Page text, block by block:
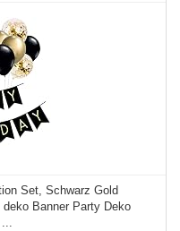
Set, Schwarz Gold
Banner Party Deko